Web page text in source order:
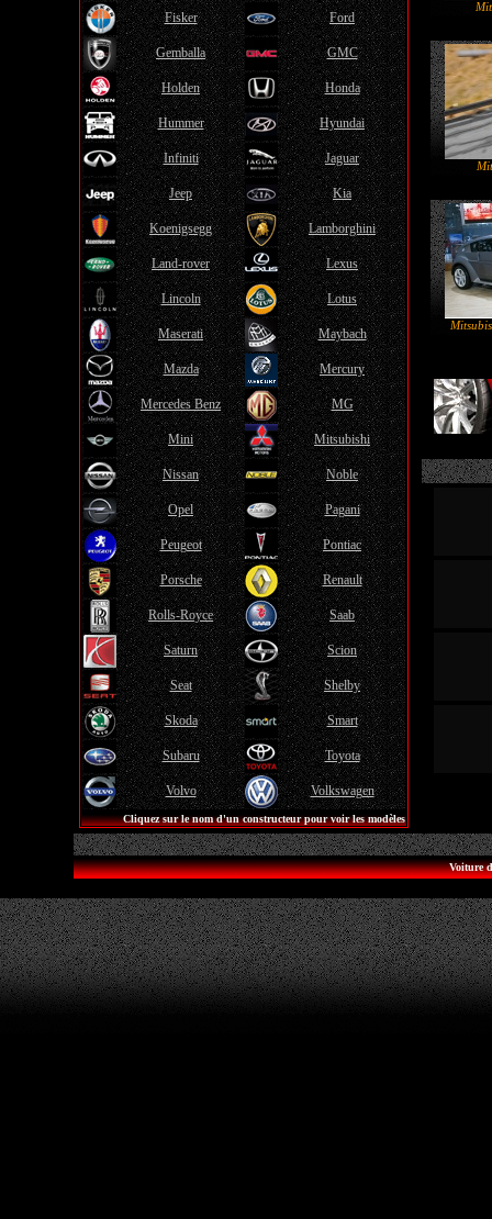
Fisker Ford
Gemballa GMC
Holden Honda
Hummer Hyundai
Infiniti Jaguar
Jeep Kia
Koenigsegg Lamborghini
Land-rover Lexus
Lincoln Lotus
Maserati Maybach
Mazda Mercury
Mercedes Benz MG
Mini Mitsubishi
Nissan Noble
Opel Pagani
Peugeot Pontiac
Porsche Renault
Rolls-Royce Saab
Saturn Scion
Seat Shelby
Skoda Smart
Subaru Toyota
Volvo Volkswagen
Cliquez sur le nom d'un constructeur pour voir les modèles
Voiture